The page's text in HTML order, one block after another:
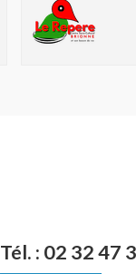
Tél. : 02 32 47